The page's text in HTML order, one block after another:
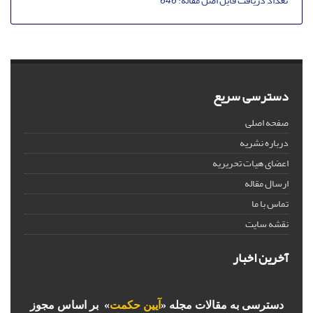
دسترسی سریع
صفحه اصلی
درباره نشریه
اعضای هیات تحریریه
ارسال مقاله
تماس با ما
نقشه سایت
آخرین اخبار
دسترسی به مقالات مجله « آیین حکمت» بر اساس مجوز